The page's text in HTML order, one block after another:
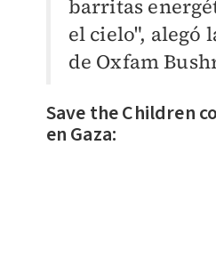
barritas
el cielo", alegó
de Oxfam
Save the Children
en Gaza: